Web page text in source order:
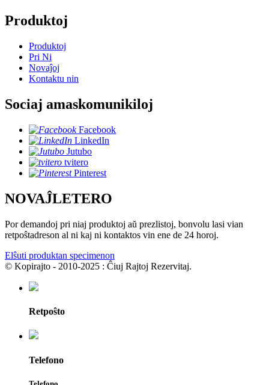
Produktoj
Produktoj
Pri Ni
Novaĵoj
Kontaktu nin
Sociaj amaskomunikiloj
Facebook
LinkedIn
Jutubo
tvitero
Pinterest
NOVAĴLETERO
Por demandoj pri niaj produktoj aŭ prezlistoj, bonvolu lasi vian
retpoŝtadreson al ni kaj ni kontaktos vin ene de 24 horoj.
Elŝuti produktan specimenon
© Kopirajto - 2010-2025 : Ĉiuj Rajtoj Rezervitaj.
Retpoŝto
Telefono